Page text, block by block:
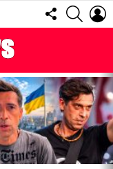
FOLLOW
US